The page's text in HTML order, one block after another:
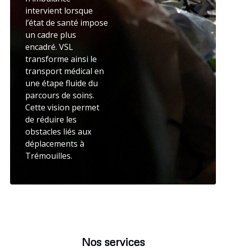
intervient lorsque
l’état de santé impose
un cadre plus
encadré. VSL
transforme ainsi le
transport médical en
une étape fluide du
parcours de soins.
Cette vision permet
de réduire les
obstacles liés aux
déplacements à
Trémouilles.
Nos services